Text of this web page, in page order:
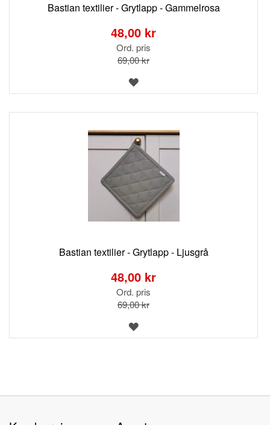
Bastian textilier - Grytlapp - Gammelrosa
48,00 kr
Ord. pris
69,00 kr
LÄGG
TILL
Bastian textilier - Grytlapp - Ljusgrå
48,00 kr
Ord. pris
69,00 kr
LÄGG
TILL